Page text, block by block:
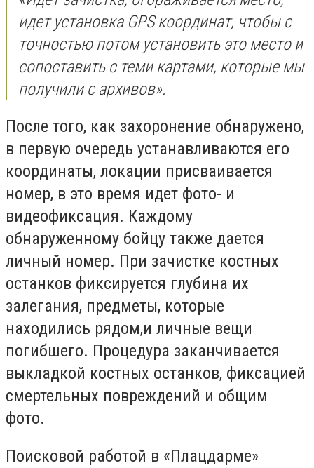
идет установка GPS координат, чтобы с
точностью потом установить это место и
сопоставить с теми картами, которые мы
получили с архивов».
После того, как захоронение обнаружено,
в первую очередь устанавливаются его
координаты, локации присваивается
номер, в это время идет фото- и
видеофиксация. Каждому
обнаруженному бойцу также дается
личный номер. При зачистке костных
останков фиксируется глубина их
залегания, предметы, которые
находились рядом,и личные вещи
погибшего. Процедура заканчивается
выкладкой костных останков, фиксацией
смертельных повреждений и общим
фото.
Поисковой работой в «Плацдарме»